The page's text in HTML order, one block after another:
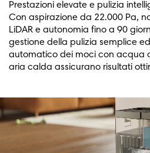
Prestazioni elevate e pulizia
Con aspirazione da 22.000 Pa,
LiDAR e autonomia fino a 90
gestione della pulizia semplice
automatico dei moci con acqua
aria calda assicurano risultati